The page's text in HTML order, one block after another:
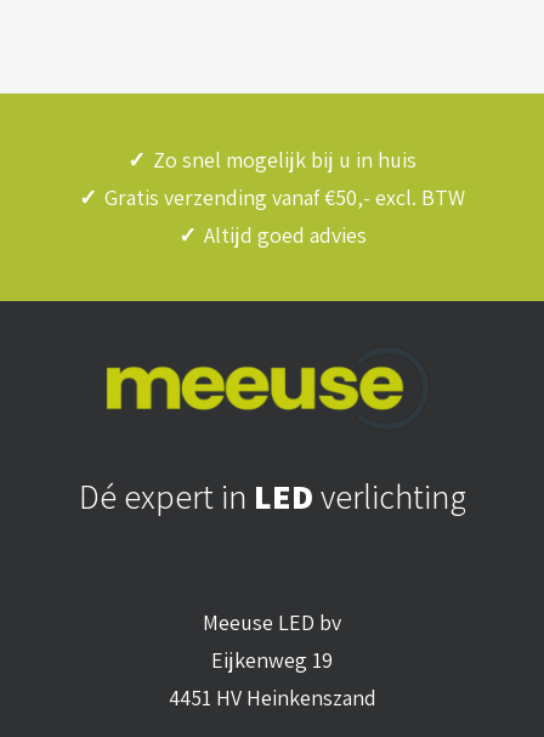
✓ Zo snel mogelijk bij u in huis
✓ Gratis verzending vanaf €50,- excl. BTW
✓ Altijd goed advies
Dé expert in LEDverlichting
Meeuse LED bv
Eijkenweg 19
4451 HV Heinkenszand